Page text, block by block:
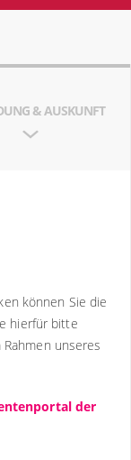
& AUSKUNFT
können Sie die
hierfür bitte
unseres
der